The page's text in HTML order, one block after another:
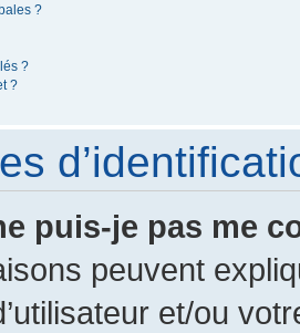
?
?
?
puis-je pas me
peuvent
et/ou